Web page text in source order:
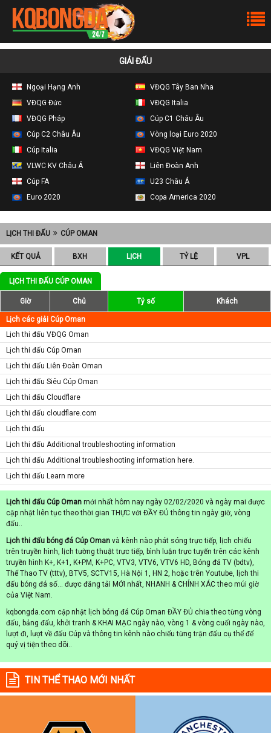
GIẢI ĐẤU
Ngoại Hạng Anh
VĐQG Tây Ban Nha
VĐQG Đức
VĐQG Italia
VĐQG Pháp
Cúp C1 Châu Âu
Cúp C2 Châu Âu
Vòng loại Euro 2020
Cúp Italia
VĐQG Việt Nam
VLWC KV Châu Á
Liên Đoàn Anh
Cúp FA
U23 Châu Á
Euro 2020
Copa America 2020
LỊCH THI ĐẤU CÚP OMAN
KẾT QUẢ BXH LỊCH TỶ LỆ VPL
LỊCH THI ĐẤU CÚP OMAN
Giờ Chủ Tỷ số Khách
Lịch các giải Cúp Oman
Lịch thi đấu VĐQG Oman
Lịch thi đấu Cúp Oman
Lịch thi đấu Liên Đoàn Oman
Lịch thi đấu Siêu Cúp Oman
Lịch thi đấu Cloudflare
Lịch thi đấu cloudflare.com
Lịch thi đấu
Lịch thi đấu Additional troubleshooting information
Lịch thi đấu Additional troubleshooting information here.
Lịch thi đấu Learn more
Lịch thi đấu Cúp Oman mới nhất hôm nay ngày 02/02/2020 và ngày mai được
cập nhật liên tục theo thời gian THỰC với ĐẦY ĐỦ thông tin ngày giờ, vòng
đấu..
Lịch thi đấu bóng đá Cúp Oman và kênh nào phát sóng trực tiếp, lịch chiếu
trên truyền hình, lịch tường thuật trực tiếp, bình luận trực tuyến trên các kênh
truyền hình K+, K+1, K+PM, K+PC, VTV3, VTV6, VTV6 HD, Bóng đá TV (bdtv),
Thể Thao TV (tttv), BTV5, SCTV15, Hà Nội 1, HN 2, hoặc trên Youtube, lịch thi
đấu bóng đá số... được đăng tải MỚI nhất, NHANH & CHÍNH XÁC theo múi giờ
của Việt Nam.
kqbongda.com cập nhật lịch bóng đá Cúp Oman ĐẦY ĐỦ chia theo từng vòng
đấu, bảng đấu, khởi tranh & KHAI MẠC ngày nào, vòng 1 & vòng cuối ngày nào,
lượt đi, lượt về đấu Cúp và thông tin kênh nào chiếu từng trận đấu cụ thể để
quý vị tiện theo dõi..
TIN THỂ THAO MỚI NHẤT